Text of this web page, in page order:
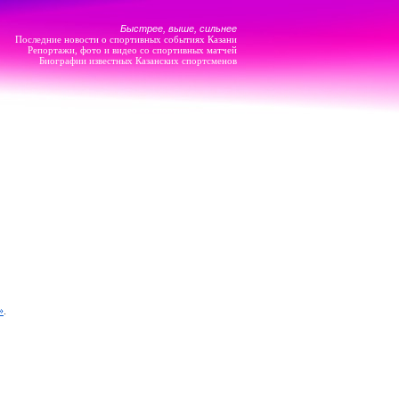
Быстрее, выше, сильнее
Последние новости о спортивных событиях Казани
Репортажи, фото и видео со спортивных матчей
Биографии известных Казанских спортсменов
.